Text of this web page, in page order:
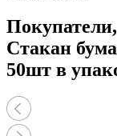
Стакан
50шт в